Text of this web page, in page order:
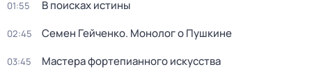
01:55 В поисках истины
02:45 Семен Гейченко. Монолог о Пушкине
03:45 Мастера фортепианного искусства